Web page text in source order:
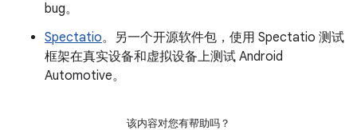
bug。
Spectatio。另一个开源软件包，使用 Spectatio 测试
框架在真实设备和虚拟设备上测试 Android
Automotive。
该内容对您有帮助吗？